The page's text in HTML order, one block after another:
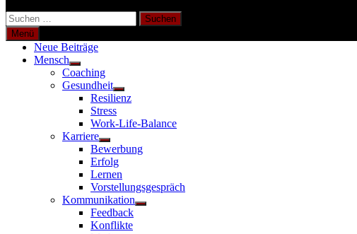
Suchen
nach:
Menü
Neue Beiträge
Mensch
Untermenü
anzeigen
Coaching
Gesundheit
Untermenü
anzeigen
Resilienz
Stress
Work-Life-Balance
Karriere
Untermenü
anzeigen
Bewerbung
Erfolg
Lernen
Vorstellungsgespräch
Kommunikation
Untermenü
Feedback
Konflikte